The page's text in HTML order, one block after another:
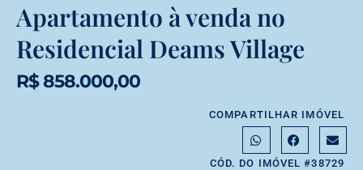
Apartamento à venda no
Residencial Deams Village
R$ 858.000,00
COMPARTILHAR IMÓVEL
CÓD. DO IMÓVEL #38729